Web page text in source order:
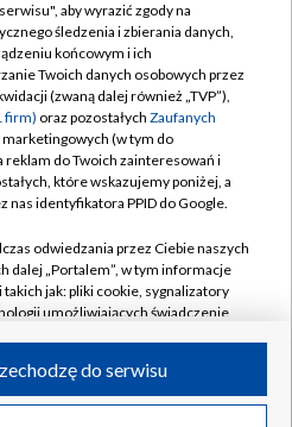
TVP
TVP
prywatności
zgody
Pomoc
Kontakt
Kanały
S.A. w likwidacji
aby wyrazić zgody na
śledzenia i zbierania danych,
końcowym i ich
Twoich danych osobowych przez
(zwaną dalej również „TVP”),
firm) oraz pozostałych Zaufanych
marketingowych (w tym do
do Twoich zainteresowań i
które wskazujemy poniżej, a
nas identyfikatora PPID do Google.
odwiedzania przez Ciebie naszych
dalej „Portalem”, w tym informacje
jak: pliki cookie, sygnalizatory
umożliwiających świadczenie
odwiedzania przez Ciebie
do serwisu